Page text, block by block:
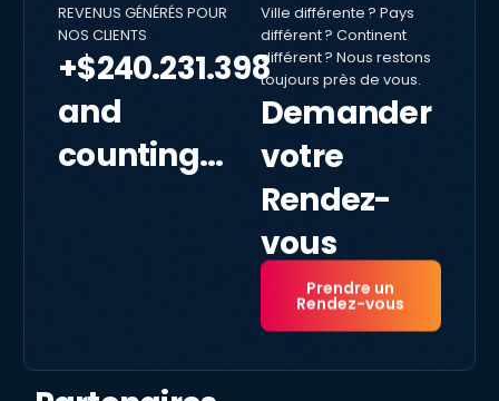
Ville différente ? Pays
différent ? Continent
différent ? Nous restons
toujours près de vous.
Demander
votre
Rendez-
vous
Prendre un
Rendez-vous
REVENUS GÉNÉRÉS POUR
NOS CLIENTS
+$240.231.398
and
counting...